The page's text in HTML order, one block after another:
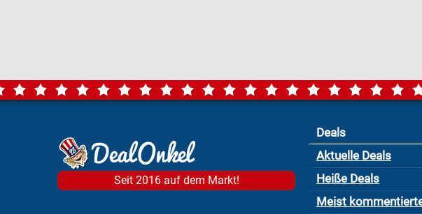
Seit 2016 auf dem Markt!
Deals
Aktuelle Deals
Heiße Deals
Meist